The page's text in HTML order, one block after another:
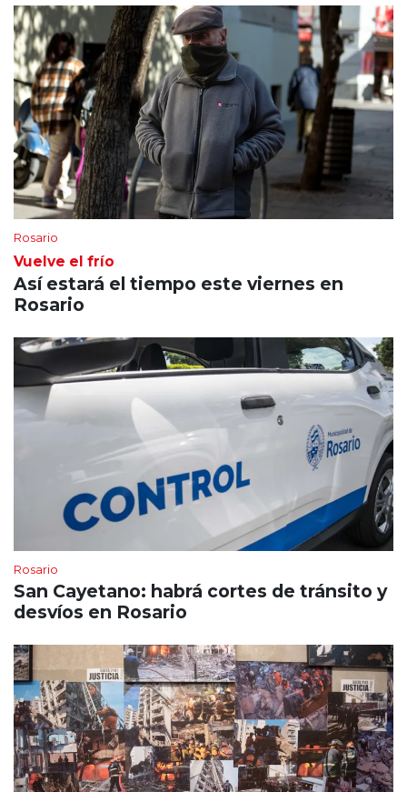
Rosario
Vuelve el frío
Así estará el tiempo este viernes en
Rosario
Rosario
San Cayetano: habrá cortes de tránsito y
desvíos en Rosario